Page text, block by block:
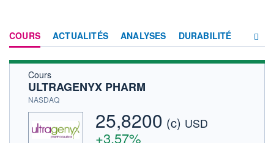
COURS ACTUALITÉS ANALYSES DURABILITÉ
HISTORIQUE
Cours
ULTRAGENYX PHARM
NASDAQ
25,8200 (c) USD
+3,57%